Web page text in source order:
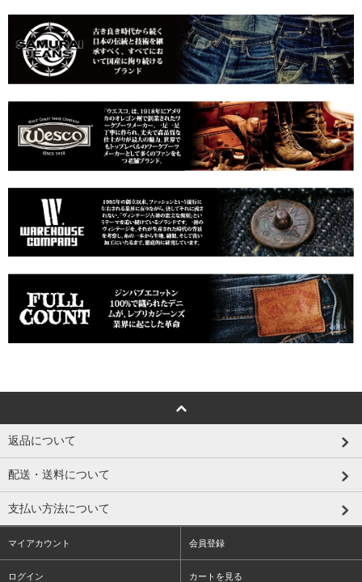
返品について
配送・送料について
支払い方法について
マイアカウント 会員登録
ログイン カートを見る